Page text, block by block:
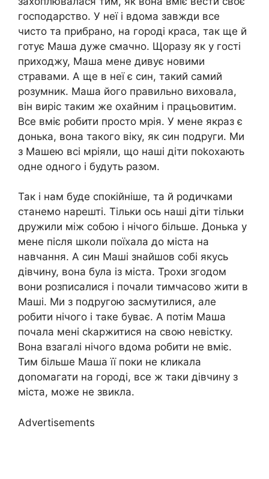
господарство. У неї і вдома завжди все
чисто та прибрано, на городі краса, так ще й
готує Маша дуже смачно. Щоразу як у гості
приходжу, Маша мене дивує новими
стравами. А ще в неї є син, такий самий
розумник. Маша його правильно виховала,
він виріс таким же охайним і працьовитим.
Все вміє робити просто мрія. У мене якраз є
донька, вона такого віку, як син подруги. Ми
з Машею всі мріяли, що наші діти поkохають
одне одного і будуть разом.
Так і нам буде спокійніше, та й родичками
станемо нарешті. Тільки ось наші діти тільки
дружили між собою і нічого більше. Донька у
мене після школи поїхала до міста на
навчання. А син Маші знайшов собі якусь
дівчину, вона була із міста. Трохи згодом
вони розписалися і почали тимчасово жити в
Маші. Ми з подругою засмутилися, але
робити нічого і таке буває. А потім Маша
почала мені сkаржитися на свою невістку.
Вона взагалі нічого вдома робити не вміє.
Тим більше Маша її поки не кликала
доnомагати на городі, все ж таки дівчину з
міста, може не звикла.
Advertisements